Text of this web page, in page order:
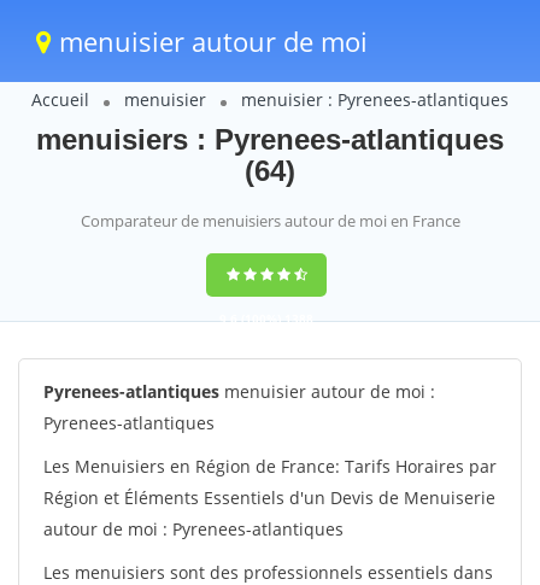
menuisier autour de moi
Accueil menuisier menuisier : Pyrenees-atlantiques
menuisiers : Pyrenees-atlantiques
(64)
Comparateur de menuisiers autour de moi en France
9,6(100%)1388
votes
Pyrenees-atlantiques menuisier autour de moi :
Pyrenees-atlantiques
Les Menuisiers en Région de France: Tarifs Horaires par
Région et Éléments Essentiels d'un Devis de Menuiserie
autour de moi : Pyrenees-atlantiques
Les menuisiers sont des professionnels essentiels dans